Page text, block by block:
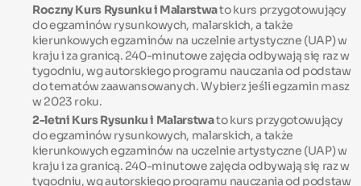
Roczny Kurs Rysunku i Malarstwato kurs przygotowujący
do egzaminów rysunkowych, malarskich, a także
kierunkowych egzaminów na uczelnie artystyczne (UAP) w
kraju i za granicą. 240-minutowe zajęcia odbywają się raz w
tygodniu, wg autorskiego programu nauczania od podstaw
do tematów zaawansowanych. Wybierz jeśli egzamin masz
w 2023 roku.
2-letni Kurs Rysunku i Malarstwato kurs przygotowujący
do egzaminów rysunkowych, malarskich, a także
kierunkowych egzaminów na uczelnie artystyczne (UAP) w
kraju i za granicą. 240-minutowe zajęcia odbywają się raz w
tygodniu, wg autorskiego programu nauczania od podstaw